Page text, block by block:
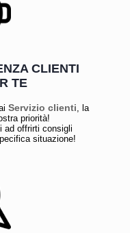
CLIENTI
TE
Servizio clienti, la
priorità!
ad offrirti consigli
situazione!